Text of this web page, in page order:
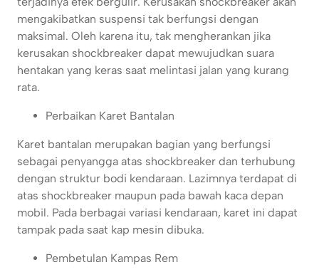
mengakibatkan suspensi tak berfungsi dengan
maksimal. Oleh karena itu, tak mengherankan jika
kerusakan shockbreaker dapat mewujudkan suara
hentakan yang keras saat melintasi jalan yang kurang
rata.
Perbaikan Karet Bantalan
Karet bantalan merupakan bagian yang berfungsi
sebagai penyangga atas shockbreaker dan terhubung
dengan struktur bodi kendaraan. Lazimnya terdapat di
atas shockbreaker maupun pada bawah kaca depan
mobil. Pada berbagai variasi kendaraan, karet ini dapat
tampak pada saat kap mesin dibuka.
Pembetulan Kampas Rem